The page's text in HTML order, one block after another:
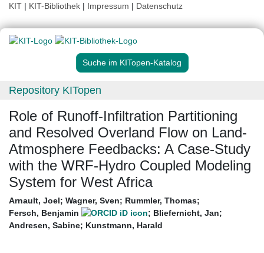
KIT | KIT-Bibliothek | Impressum | Datenschutz
Suche im KITopen-Katalog
Repository KITopen
Role of Runoff-Infiltration Partitioning
and Resolved Overland Flow on Land-
Atmosphere Feedbacks: A Case-Study
with the WRF-Hydro Coupled Modeling
System for West Africa
Arnault, Joel; Wagner, Sven; Rummler, Thomas;
Fersch, Benjamin
; Bliefernicht, Jan;
Andresen, Sabine; Kunstmann, Harald